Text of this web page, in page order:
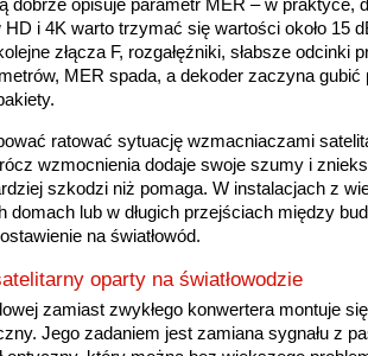
dobrze opisuje parametr MER – w praktyce,
i 4K warto trzymać się wartości około 15
złącza F, rozgałęźniki, słabsze odcinki
MER spada, a dekoder zaczyna gubić
ratować sytuację wzmacniaczami
wzmocnienia dodaje swoje szumy i
szkodzi niż pomaga. W instalacjach z
domach lub w długich przejściach między
na światłowód.
oparty na światłowodzie
zamiast zwykłego konwertera montuje
Jego zadaniem jest zamiana sygnału z